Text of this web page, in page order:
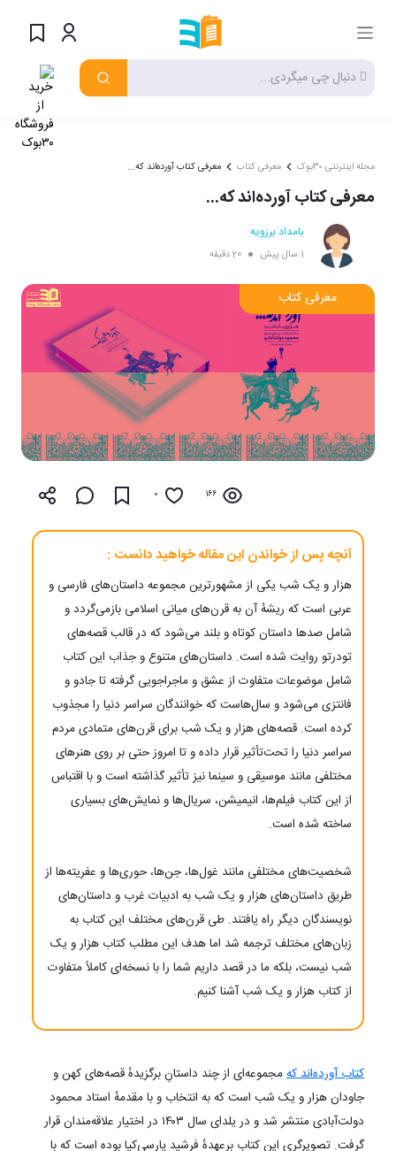
مجله اینترنتی ۳۰بوک معرفی کتاب معرفی کتاب آورده‌اند که...
معرفی کتاب آورده‌اند که...
بامداد برزویه
1 سال پیش 20 دقیقه
معرفی کتاب
166
0
آنچه پس از خواندن این مقاله خواهید دانست :
هزار و یک شب یکی از مشهورترین مجموعه داستان‌های فارسی و
عربی است که ریشه‌ٔ آن به قرن‌های میانی اسلامی بازمی‌گردد و
شامل صدها داستان کوتاه و بلند می‌شود که در قالب قصه‌های
تودرتو روایت شده است. داستان‌های متنوع و جذاب این کتاب
شامل موضوعات متفاوت از عشق و ماجراجویی گرفته تا جادو و
فانتزی می‌شود و سال‌هاست که خوانندگان سراسر دنیا را مجذوب
کرده است. قصه‌های هزار و یک شب برای قرن‌های متمادی مردم
سراسر دنیا را تحت‌تأثیر قرار داده و تا امروز حتی بر روی هنرهای
مختلفی مانند موسیقی و سینما نیز تأثیر گذاشته است و با اقتباس
از این کتاب فیلم‌ها، انیمیشن، سریال‌ها و نمایش‌های بسیاری
ساخته شده است.
شخصیت‌های مختلفی مانند غول‌ها، جن‌ها، حوری‌ها و عفریته‌ها از
طریق داستان‌های هزار و یک شب به ادبیات غرب و داستان‌های
نویسندگان دیگر راه یافتند. طی قرن‌های مختلف این کتاب به
زبان‌های مختلف ترجمه شد اما هدف این مطلب کتاب هزار و یک
شب نیست، بلکه ما در قصد داریم شما را با نسخه‌ای کاملاً متفاوت
از کتاب هزار و یک شب آشنا کنیم.
کتاب آورده‌اند کهمجموعه‌ای از چند داستانِ برگزیدهٔ قصه‌های کهن و
جاودان هزار و یک شب است که به انتخاب و با مقدمهٔ استاد محمود
دولت‌آبادی منتشر شد و در یلدای سال ۱۴۰۳ در اختیار علاقه‌مندان قرار
گرفت. تصویرگری این کتاب برعهدهٔ فرشید پارسی‌کیا بوده است که با